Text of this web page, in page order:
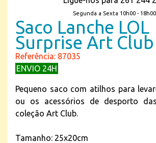
Segunda a Sexta 10h00 - 18h00
Saco Lanche LOL
Surprise Art
Referência: 87035
ENVIO 24H
Pequeno saco com atilhos para
ou os acessórios de desporto
coleção Art Club.
Tamanho: 25x20cm